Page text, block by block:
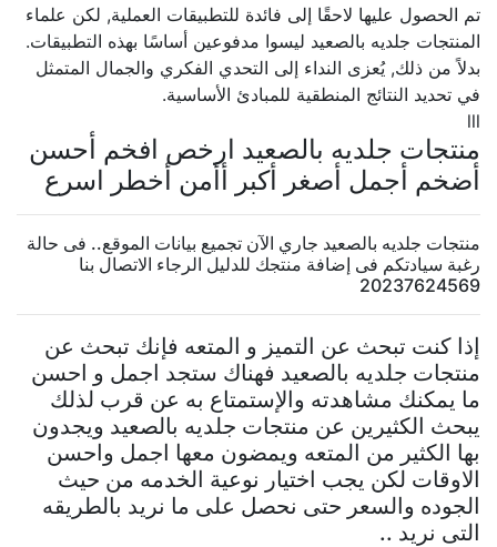
تم الحصول عليها لاحقًا إلى فائدة للتطبيقات العملية, لكن علماء
المنتجات جلديه بالصعيد ليسوا مدفوعين أساسًا بهذه التطبيقات.
بدلاً من ذلك, يُعزى النداء إلى التحدي الفكري والجمال المتمثل
في تحديد النتائج المنطقية للمبادئ الأساسية.
منتجات جلديه بالصعيد ارخص افخم أحسن
أضخم أجمل أصغر أكبر أأمن أخطر اسرع
منتجات جلديه بالصعيد جاري الآن تجميع بيانات الموقع.. فى حالة
رغبة سيادتكم فى إضافة منتجك للدليل الرجاء الاتصال بنا
20237624569
إذا كنت تبحث عن التميز و المتعه فإنك تبحث عن
منتجات جلديه بالصعيد فهناك ستجد اجمل و احسن
ما يمكنك مشاهدته والإستمتاع به عن قرب لذلك
يبحث الكثيرين عن منتجات جلديه بالصعيد ويجدون
بها الكثير من المتعه ويمضون معها اجمل واحسن
الاوقات لكن يجب اختيار نوعية الخدمه من حيث
الجوده والسعر حتى نحصل على ما نريد بالطريقه
التى نريد ..